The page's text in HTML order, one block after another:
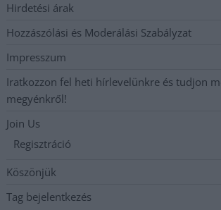
Hirdetési árak
Hozzászólási és Moderálási Szabályzat
Impresszum
Iratkozzon fel heti hírlevelünkre és tudjon
megyénkről!
Join Us
Regisztráció
Köszönjük
Tag bejelentkezés